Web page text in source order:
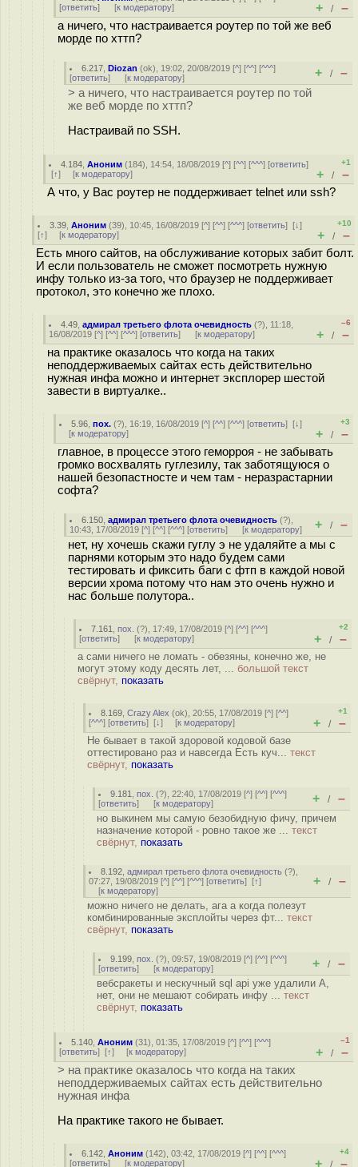
[ответить] [к модератору] + / –
а ничего, что настраивается роутер по той же веб
морде по хттп?
6.217 ,Diozan (ok), 19:02, 20/08/2019 [^] [^^] [^^^]
[ответить] [к модератору] + / –
> а ничего, что настраивается роутер по той
же веб морде по хттп?
Настраивай по SSH.
4.184 ,Аноним (184), 14:54, 18/08/2019 [^] [^^] [^^^] [ответить]
[↑] [к модератору]
+1
+ / –
А что, у Вас роутер не поддерживает telnet или ssh?
3.39 ,Аноним (39), 10:45, 16/08/2019 [^] [^^] [^^^] [ответить][↓]
[↑] [к модератору]
+10
+ / –
Есть много сайтов, на обслуживание которых забит болт.
И если пользователь не сможет посмотреть нужную
инфу только из-за того, что браузер не поддерживает
протокол, это конечно же плохо.
4.49 ,адмирал третьего флота очевидность (?), 11:18,
16/08/2019 [^] [^^] [^^^] [ответить] [к модератору]
–6
+ / –
на практике оказалось что когда на таких
неподдерживаемых сайтах есть действительно
нужная инфа можно и интернет эксплорер шестой
завести в виртуалке..
5.96 ,пох. (?), 16:19, 16/08/2019 [^] [^^] [^^^] [ответить][↓]
[к модератору]
+3
+ / –
главное, в процессе этого геморроя - не забывать
громко восхвалять гуглезилу, так заботящуюся о
нашей безопастносте и чем там - неразрастарнии
софта?
6.150 ,адмирал третьего флота очевидность (?),
10:43, 17/08/2019 [^] [^^] [^^^] [ответить] [к модератору] + / –
нет, ну хочешь скажи гуглу э не удаляйте а мы с
парнями которым это надо будем сами
тестировать и фиксить баги с фтп в каждой новой
версии хрома потому что нам это очень нужно и
нас больше полутора..
7.161 ,пох. (?), 17:49, 17/08/2019 [^] [^^] [^^^]
[ответить] [к модератору]
+2
+ / –
а сами ничего не ломать - обезяны, конечно же, не
могут этому коду десять лет, ... большой текст
свёрнут, показать
8.169 ,Crazy Alex (ok), 20:55, 17/08/2019 [^] [^^]
[^^^] [ответить] [↓] [к модератору]
+1
+ / –
Не бывает в такой здоровой кодовой базе
оттестировано раз и навсегда Есть куч... текст
свёрнут, показать
9.181 ,пох. (?), 22:40, 17/08/2019 [^] [^^] [^^^]
[ответить] [к модератору] + / –
но выкинем мы самую безобидную фичу, причем
назначение которой - ровно такое же ... текст
свёрнут, показать
8.192 ,адмирал третьего флота очевидность (?),
07:27, 19/08/2019 [^] [^^] [^^^] [ответить] [↑]
[к модератору]
+ / –
можно ничего не делать, ага а когда полезут
комбинированные эксплойты через фт... текст
свёрнут, показать
9.199 ,пох. (?), 09:57, 19/08/2019 [^] [^^] [^^^]
[ответить] [к модератору] + / –
вебсракеты и нескучный sql api уже удалили А,
нет, они не мешают собирать инфу ... текст
свёрнут, показать
5.140 ,Аноним (31), 01:35, 17/08/2019 [^] [^^] [^^^]
[ответить] [↑] [к модератору]
–1
+ / –
> на практике оказалось что когда на таких
неподдерживаемых сайтах есть действительно
нужная инфа
На практике такого не бывает.
6.142 ,Аноним (142), 03:42, 17/08/2019 [^] [^^] [^^^]
[ответить] [к модератору]
+4
+ / –